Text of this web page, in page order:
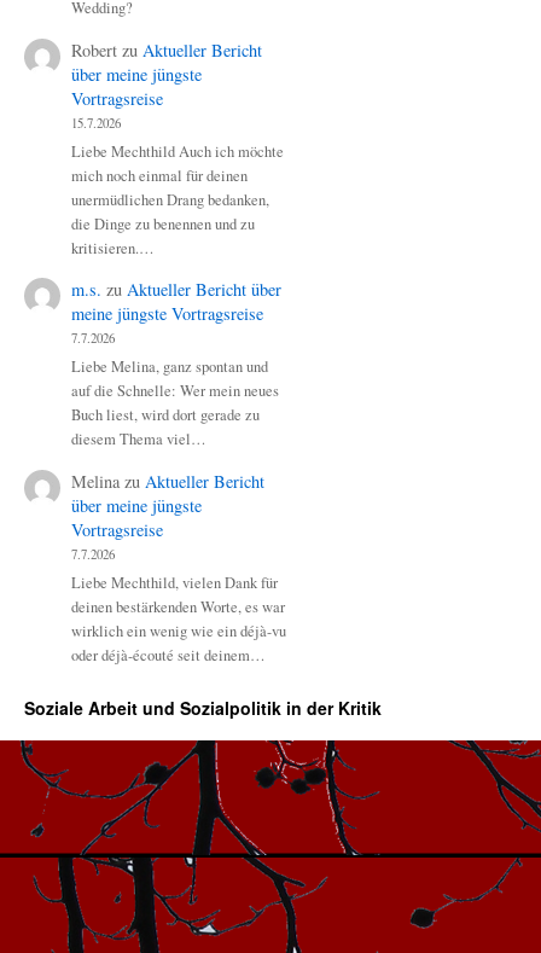
Wedding?
Robert zu Aktueller Bericht
über meine jüngste
Vortragsreise
15.7.2026
Liebe Mechthild Auch ich möchte
mich noch einmal für deinen
unermüdlichen Drang bedanken,
die Dinge zu benennen und zu
kritisieren.…
m.s. zu Aktueller Bericht über
meine jüngste Vortragsreise
7.7.2026
Liebe Melina, ganz spontan und
auf die Schnelle: Wer mein neues
Buch liest, wird dort gerade zu
diesem Thema viel…
Melina zu Aktueller Bericht
über meine jüngste
Vortragsreise
7.7.2026
Liebe Mechthild, vielen Dank für
deinen bestärkenden Worte, es war
wirklich ein wenig wie ein déjà-vu
oder déjà-écouté seit deinem…
Soziale Arbeit und Sozialpolitik in der Kritik